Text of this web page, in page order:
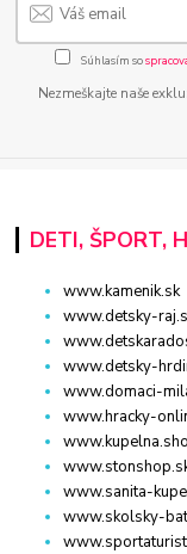
Súhlasím so
Nezmeškajte naše
DETI, ŠPORT,
www.kamenik.sk
www.detsky-
www.detsky-
www.domaci-
www.hracky-
www.sanita-
www.skolsky-